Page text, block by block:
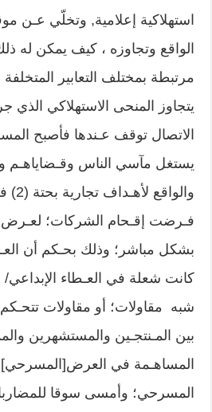
استهلاكية إعلامية, وتخلّي عـن
الواقع وتجاوزه ، كيف يمكن له
مرتبطة بمختلف التعابير
يتجاوز المنحى الاستهلاكي
الاتصال توقف عـندها فأصبح
يستغل مآسي الناس وقـضاياهـم
فـرضت إقـحام الشركات؛ لعـرض
بشكل مباشر؛ وذلك بحـكم أن
كانت شعلة في العـطاء
شبه مقاولات؛ أو مقاولات
بين المـنتجـين والمستشهرين
المساهـمة في العرض[المسرحي]
المسرحي؛ وأمسى سوقا